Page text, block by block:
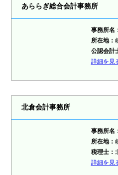
あららぎ総合会計事務所
事務所名
所在地：
公認会計
詳細を見
北倉会計事務所
事務所名
所在地：
税理士：
詳細を見